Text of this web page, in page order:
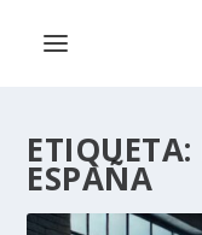
ETIQUETA:
ESPAÑA